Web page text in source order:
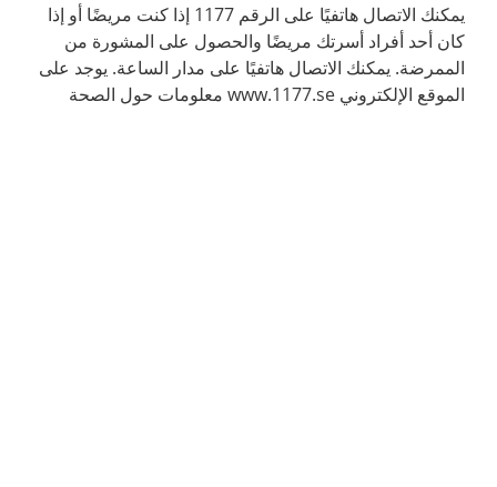
يمكنك الاتصال هاتفيًا على الرقم 1177 إذا كنت مريضًا أو إذا
كان أحد أفراد أسرتك مريضًا والحصول على المشورة من
الممرضة. يمكنك الاتصال هاتفيًا على مدار الساعة. يوجد على
الموقع الإلكتروني www.1177.se معلومات حول الصحة